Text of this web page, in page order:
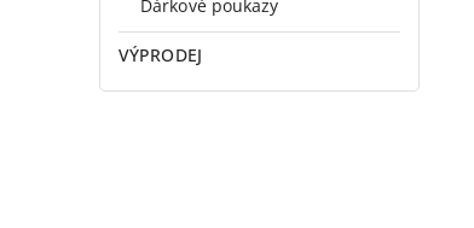
Dárkové poukazy
VÝPRODEJ